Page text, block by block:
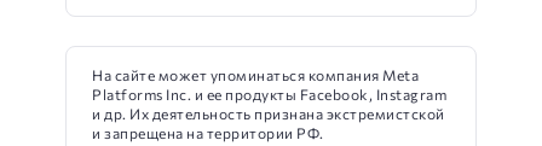
На сайте может упоминаться компания Meta
Platforms Inc. и ее продукты Facebook, Instagram
и др. Их деятельность признана экстремистской
и запрещена на территории РФ.